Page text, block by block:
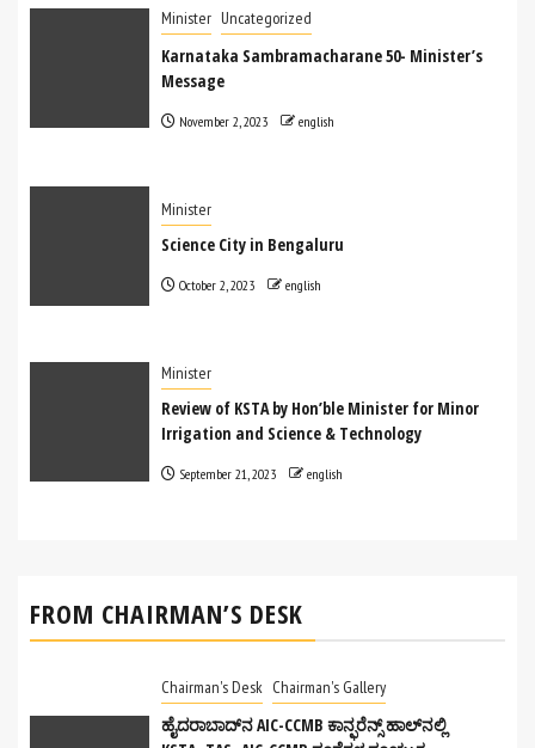
Minister Uncategorized
Karnataka Sambramacharane 50- Minister’s
Message
November 2, 2023 english
Minister
Science City in Bengaluru
October 2, 2023 english
Minister
Review of KSTA by Hon’ble Minister for Minor
Irrigation and Science & Technology
September 21, 2023 english
‍FROM CHAIRMAN’S DESK
Chairman's Desk Chairman's Gallery
ಹೈದರಾಬಾದ್‌ನ AIC-CCMB ಕಾನ್ಫರೆನ್ಸ್ ಹಾಲ್‌ನಲ್ಲಿ